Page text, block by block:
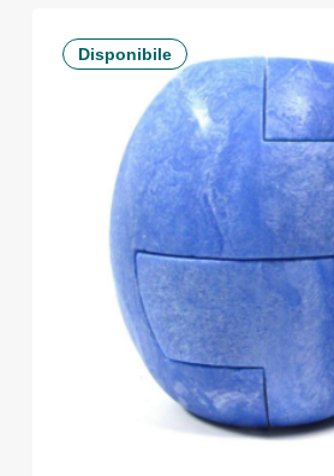
Disponibile